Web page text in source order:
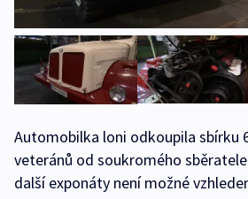
Automobilka loni odkoupila sbírku
veteránů od soukromého
další exponáty není možné